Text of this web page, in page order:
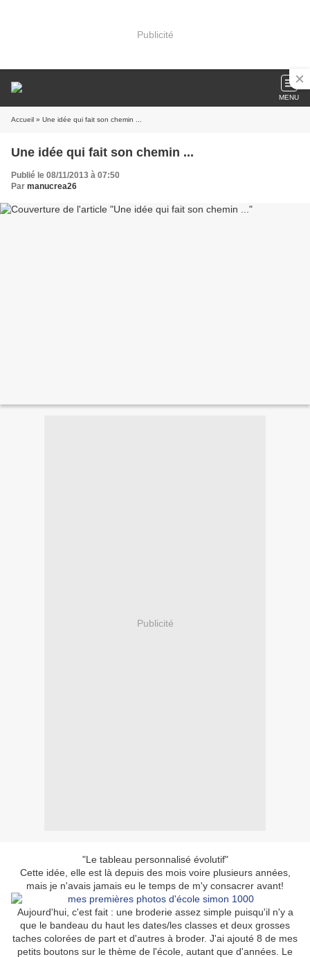
Publicité
MENU
Accueil » Une idée qui fait son chemin ...
Une idée qui fait son chemin ...
Publié le 08/11/2013 à 07:50
Par manucrea26
Publicité
"Le tableau personnalisé évolutif"
Cette idée, elle est là depuis des mois voire plusieurs années,
mais je n'avais jamais eu le temps de m'y consacrer avant!
Aujourd'hui, c'est fait : une broderie assez simple puisqu'il n'y a
que le bandeau du haut les dates/les classes et deux grosses
taches colorées de part et d'autres à broder. J'ai ajouté 8 de mes
petits boutons sur le thème de l'école, autant que d'années. Le